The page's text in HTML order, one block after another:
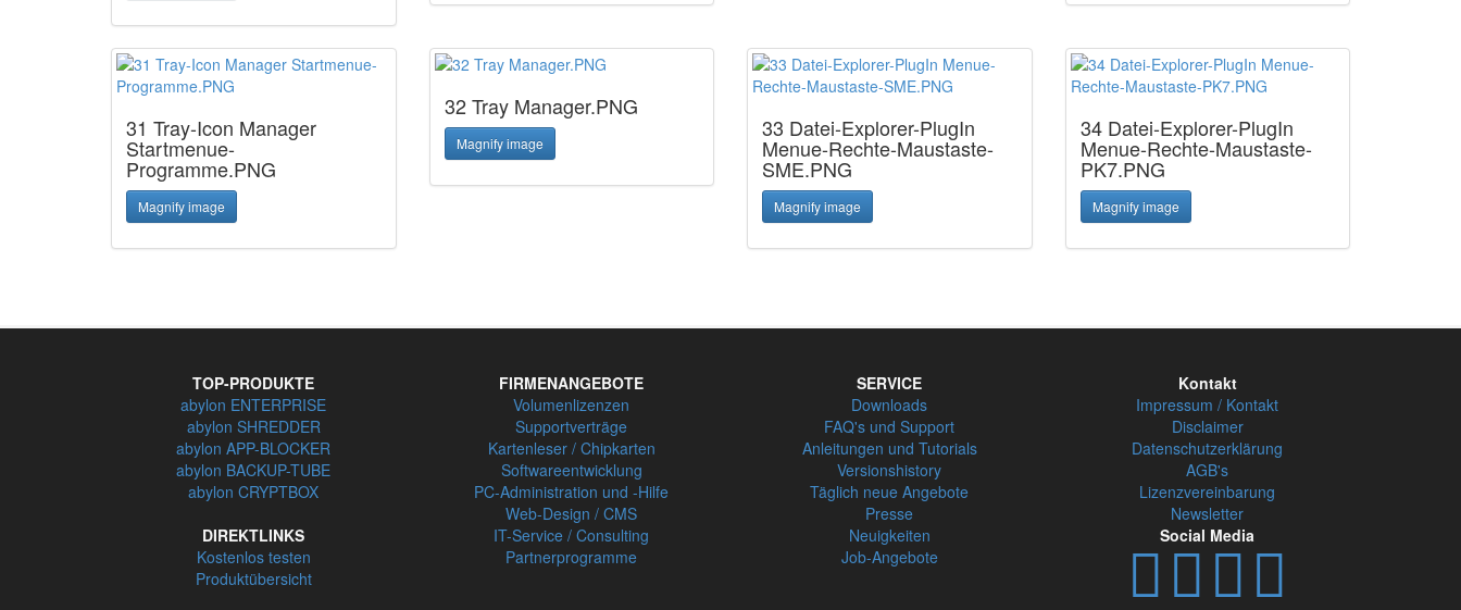
31 Tray-Icon Manager
Startmenue-
Programme.PNG
Magnify image
32 Tray Manager.PNG
Magnify image
33 Datei-Explorer-PlugIn
Menue-Rechte-Maustaste-
SME.PNG
Magnify image
34 Datei-Explorer-PlugIn
Menue-Rechte-Maustaste-
PK7.PNG
Magnify image
TOP-PRODUKTE
abylon ENTERPRISE
abylon SHREDDER
abylon APP-BLOCKER
abylon BACKUP-TUBE
abylon CRYPTBOX
DIREKTLINKS
Kostenlos testen
Produktübersicht
FIRMENANGEBOTE
Volumenlizenzen
Supportverträge
Kartenleser / Chipkarten
Softwareentwicklung
PC-Administration und -Hilfe
Web-Design / CMS
IT-Service / Consulting
Partnerprogramme
SERVICE
Downloads
FAQ's und Support
Anleitungen und Tutorials
Versionshistory
Täglich neue Angebote
Presse
Neuigkeiten
Job-Angebote
Kontakt
Impressum / Kontakt
Disclaimer
Datenschutzerklärung
AGB's
Lizenzvereinbarung
Newsletter
Social Media